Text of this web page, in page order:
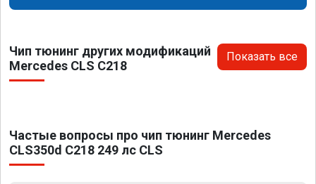
Чип тюнинг других модификаций
Mercedes CLS C218
Показать все
Частые вопросы про чип тюнинг Mercedes
CLS350d C218 249 лс CLS